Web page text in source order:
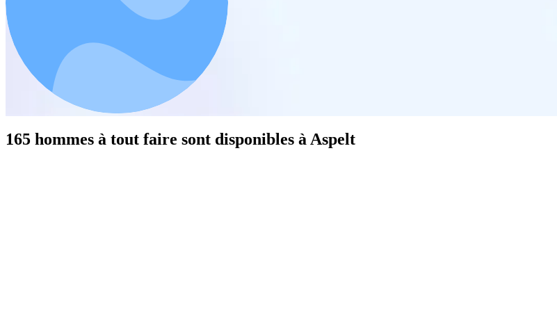
165 hommes à tout faire sont disponibles à Aspelt